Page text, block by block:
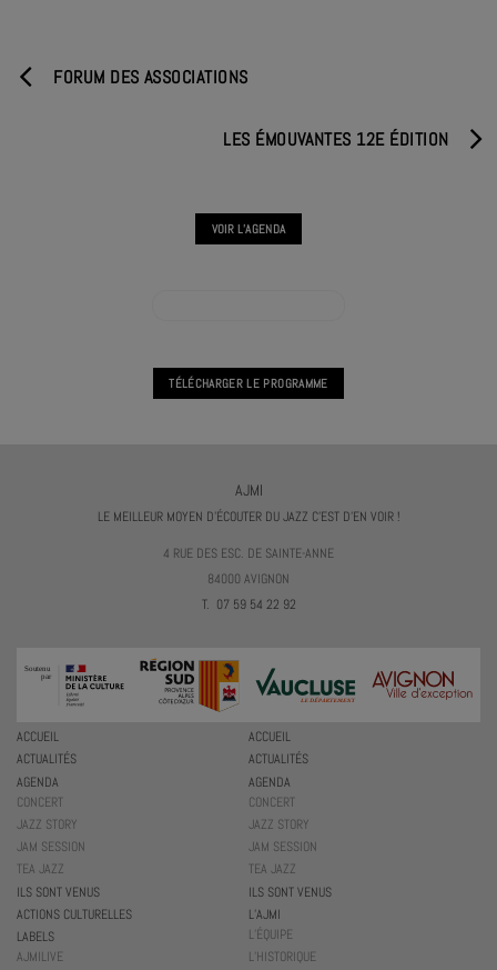
FORUM DES ASSOCIATIONS
LES ÉMOUVANTES 12E ÉDITION
VOIR L'AGENDA
TÉLÉCHARGER LE PROGRAMME
AJMI
LE MEILLEUR MOYEN D'ÉCOUTER DU JAZZ C'EST D'EN VOIR !
4 RUE DES ESC. DE SAINTE-ANNE
84000 AVIGNON
T. 07 59 54 22 92
ACCUEIL
ACTUALITÉS
AGENDA
CONCERT
JAZZ STORY
JAM SESSION
TEA JAZZ
ILS SONT VENUS
ACCUEIL
ACTUALITÉS
AGENDA
CONCERT
JAZZ STORY
JAM SESSION
TEA JAZZ
ILS SONT VENUS
ACTIONS CULTURELLES
LABELS
AJMILIVE
L’AJMI
L’ÉQUIPE
L’HISTORIQUE